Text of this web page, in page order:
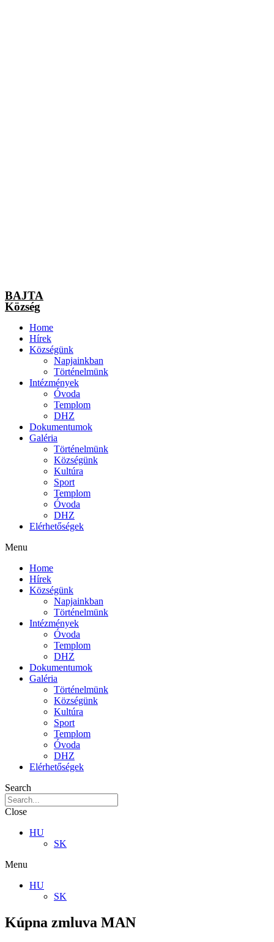
BAJTA
Község
Home
Hírek
Községünk
Napjainkban
Történelmünk
Intézmények
Óvoda
Templom
DHZ
Dokumentumok
Galéria
Történelmünk
Községünk
Kultúra
Sport
Templom
Óvoda
DHZ
Elérhetőségek
Menu
Home
Hírek
Községünk
Napjainkban
Történelmünk
Intézmények
Óvoda
Templom
DHZ
Dokumentumok
Galéria
Történelmünk
Községünk
Kultúra
Sport
Templom
Óvoda
DHZ
Elérhetőségek
Search
Close
HU
SK
Menu
HU
SK
Kúpna zmluva MAN